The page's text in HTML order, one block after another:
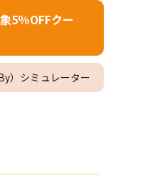
5％OFFクー
）シミュレーター